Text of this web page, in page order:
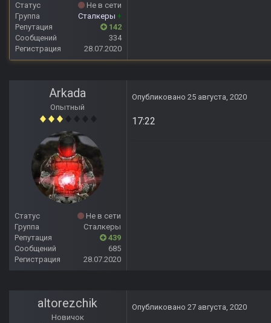
Статус
Не в сети
Группа
Сталкеры +
Репутация
142
Сообщений
334
Регистрация
28.07.2020
Arkada
Опытный
Статус
Не в сети
Группа
Сталкеры
Репутация
439
Сообщений
685
Регистрация
28.07.2020
Опубликовано 25 августа, 2020
17:22
altorezchik
Новичок
Опубликовано 27 августа, 2020